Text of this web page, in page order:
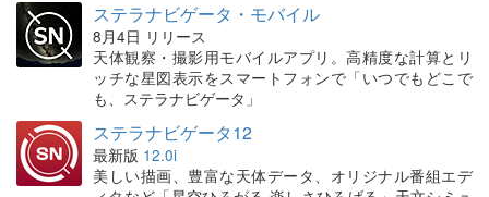
ステラナビゲータ・モバイル
8月4日 リリース
天体観察・撮影用モバイルアプリ。高精度な計算とリ
ッチな星図表示をスマートフォンで「いつでもどこで
も、ステラナビゲータ」
ステラナビゲータ12
最新版 12.0i
美しい描画、豊富な天体データ、オリジナル番組エデ